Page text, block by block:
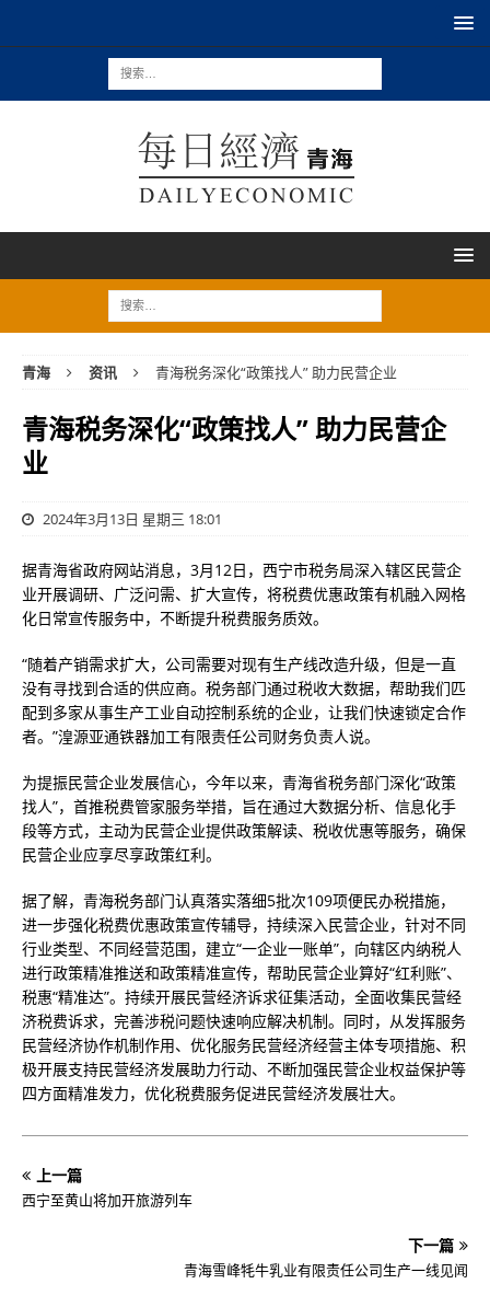
青海 资讯 青海税务深化“政策找人” 助力民营企业
青海税务深化“政策找人” 助力民营企
业
2024年3月13日 星期三 18:01
据青海省政府网站消息，3月12日，西宁市税务局深入辖区民营企
业开展调研、广泛问需、扩大宣传，将税费优惠政策有机融入网格
化日常宣传服务中，不断提升税费服务质效。
“随着产销需求扩大，公司需要对现有生产线改造升级，但是一直
没有寻找到合适的供应商。税务部门通过税收大数据，帮助我们匹
配到多家从事生产工业自动控制系统的企业，让我们快速锁定合作
者。”湟源亚通铁器加工有限责任公司财务负责人说。
为提振民营企业发展信心，今年以来，青海省税务部门深化“政策
找人”，首推税费管家服务举措，旨在通过大数据分析、信息化手
段等方式，主动为民营企业提供政策解读、税收优惠等服务，确保
民营企业应享尽享政策红利。
据了解，青海税务部门认真落实落细5批次109项便民办税措施，
进一步强化税费优惠政策宣传辅导，持续深入民营企业，针对不同
行业类型、不同经营范围，建立“一企业一账单”，向辖区内纳税人
进行政策精准推送和政策精准宣传，帮助民营企业算好“红利账”、
税惠“精准达”。持续开展民营经济诉求征集活动，全面收集民营经
济税费诉求，完善涉税问题快速响应解决机制。同时，从发挥服务
民营经济协作机制作用、优化服务民营经济经营主体专项措施、积
极开展支持民营经济发展助力行动、不断加强民营企业权益保护等
四方面精准发力，优化税费服务促进民营经济发展壮大。
上一篇
西宁至黄山将加开旅游列车
下一篇
青海雪峰牦牛乳业有限责任公司生产一线见闻